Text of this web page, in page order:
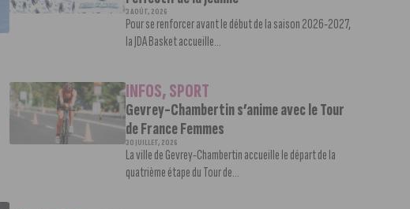
3 AOÛT, 2026
Pour se renforcer avant le début de la saison 2026-2027,
la JDA Basket accueille...
INFOS,SPORT
Gevrey-Chambertin s’anime avec le Tour
de France Femmes
30 JUILLET, 2026
La ville de Gevrey-Chambertin accueille le départ de la
quatrième étape du Tour de...